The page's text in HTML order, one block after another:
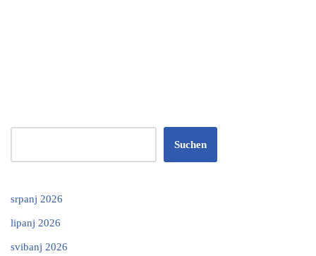
Suchen
srpanj 2026
lipanj 2026
svibanj 2026